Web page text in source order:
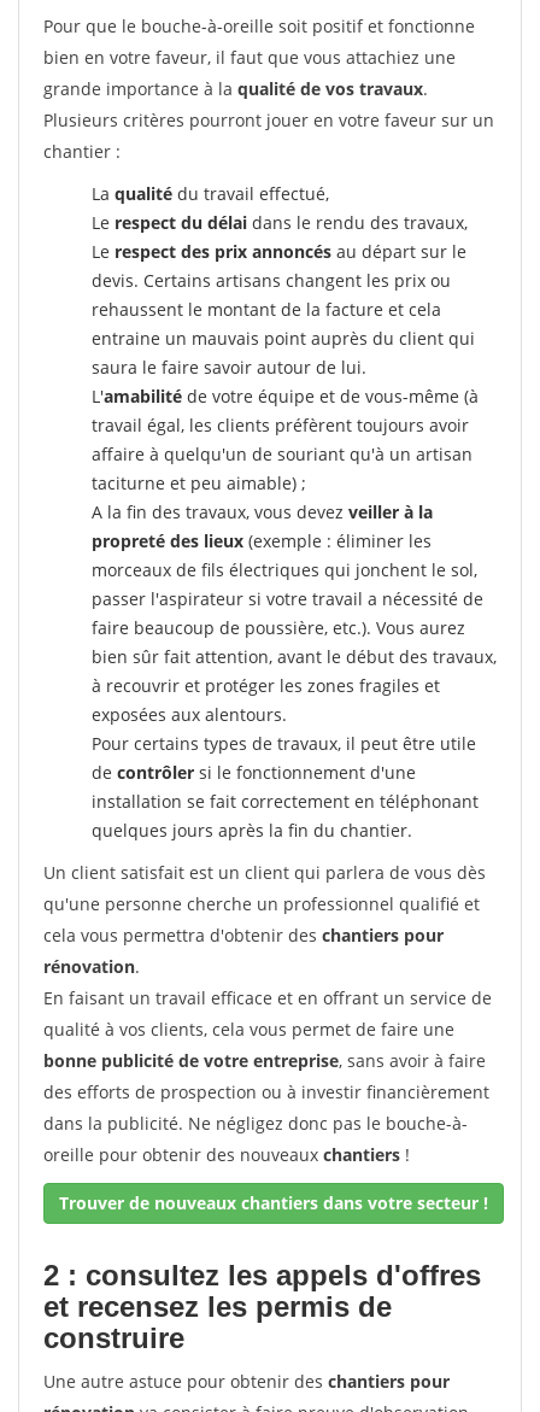
Pour que le bouche-à-oreille soit positif et fonctionne
bien en votre faveur, il faut que vous attachiez une
grande importance à la qualité de vos travaux.
Plusieurs critères pourront jouer en votre faveur sur un
chantier :
La qualité du travail effectué,
Le respect du délai dans le rendu des travaux,
Le respect des prix annoncés au départ sur le
devis. Certains artisans changent les prix ou
rehaussent le montant de la facture et cela
entraine un mauvais point auprès du client qui
saura le faire savoir autour de lui.
L'amabilité de votre équipe et de vous-même (à
travail égal, les clients préfèrent toujours avoir
affaire à quelqu'un de souriant qu'à un artisan
taciturne et peu aimable) ;
A la fin des travaux, vous devez veiller à la
propreté des lieux (exemple : éliminer les
morceaux de fils électriques qui jonchent le sol,
passer l'aspirateur si votre travail a nécessité de
faire beaucoup de poussière, etc.). Vous aurez
bien sûr fait attention, avant le début des travaux,
à recouvrir et protéger les zones fragiles et
exposées aux alentours.
Pour certains types de travaux, il peut être utile
de contrôler si le fonctionnement d'une
installation se fait correctement en téléphonant
quelques jours après la fin du chantier.
Un client satisfait est un client qui parlera de vous dès
qu'une personne cherche un professionnel qualifié et
cela vous permettra d'obtenir des chantiers pour
rénovation.
En faisant un travail efficace et en offrant un service de
qualité à vos clients, cela vous permet de faire une
bonne publicité de votre entreprise, sans avoir à faire
des efforts de prospection ou à investir financièrement
dans la publicité. Ne négligez donc pas le bouche-à-
oreille pour obtenir des nouveaux chantiers !
Trouver de nouveaux chantiers dans votre secteur !
2 : consultez les appels d'offres
et recensez les permis de
construire
Une autre astuce pour obtenir des chantiers pour